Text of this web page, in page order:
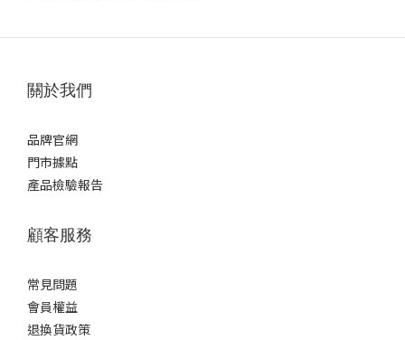
關於我們
品牌官網
門市據點
產品檢驗報告
顧客服務
常見問題
會員權益
退換貨政策